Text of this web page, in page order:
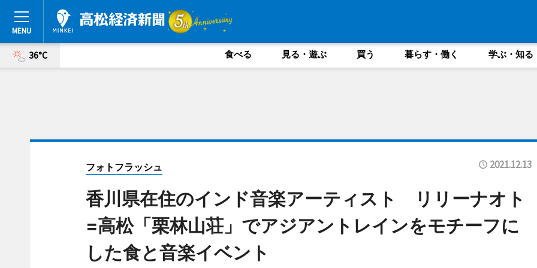
36°C 食べる 見る・遊ぶ 買う 暮らす・働く 学ぶ・知る
フォトフラッシュ 2021.12.13
香川県在住のインド音楽アーティスト リリーナオト
=高松「栗林山荘」でアジアントレインをモチーフに
した食と音楽イベント